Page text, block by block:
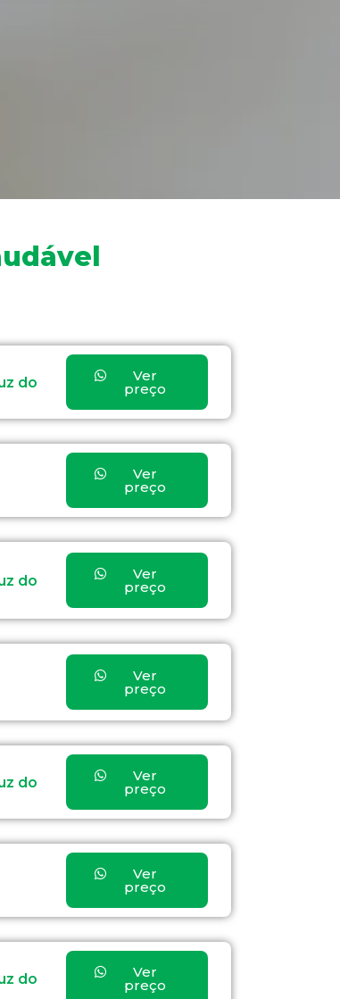
do
Ver
preço
Ver
preço
do
Ver
preço
Ver
preço
do
Ver
preço
Ver
preço
do
Ver
preço